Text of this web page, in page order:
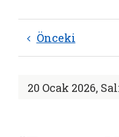
Önceki
20 Ocak 2026,